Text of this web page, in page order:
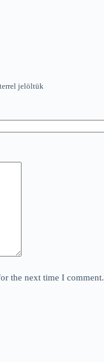
jelöltük
the next time I comment.